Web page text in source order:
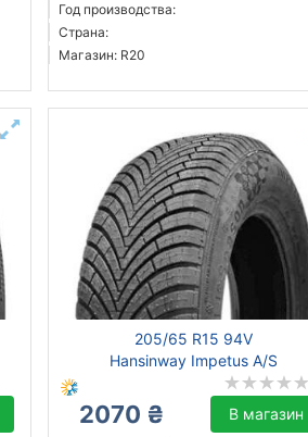
Год производства:
Страна:
Магазин: R20
205/65 R15 94V
Hansinway Impetus A/S
2070 ₴ В магазин